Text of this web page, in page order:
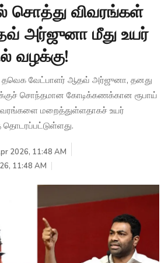
சொத்து விவரங்கள்
அர்ஜுனா மீது உயர்
வழக்கு!
தவெக வேட்பாளர் ஆதவ் அர்ஜுனா, தனது
சொந்தமான கோடிக்கணக்கான ரூபாய்
மறைத்துள்ளதாகச் உயர்
2026, 11:48 AM
11:48 AM